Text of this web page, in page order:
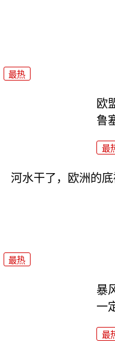
最热
欧
鲁
最
河水干了，欧洲的
最热
暴
一
最